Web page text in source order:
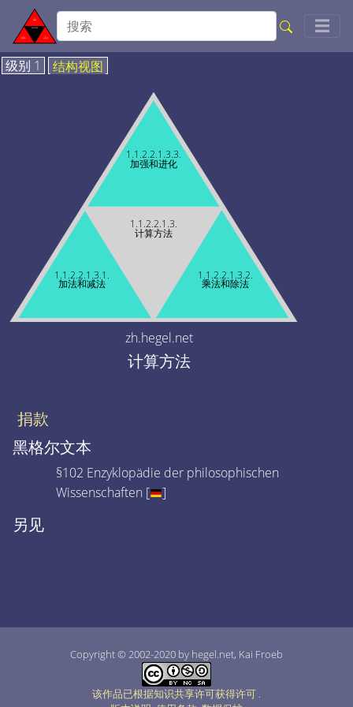
☰
级别 1 结构视图
1.1.2.2.1.3.
计算方法
1.1.2.2.1.3.1.
加法和减法
1.1.2.2.1.3.2.
乘法和除法
1.1.2.2.1.3.3.
加强和进化
zh.hegel.net
计算方法
捐款
黑格尔文本
§102 Enzyklopädie der philosophischen
Wissenschaften [
]
另见
Copyright © 2002-2020 by hegel.net, Kai Froeb
该作品已根据知识共享许可获得许可 .